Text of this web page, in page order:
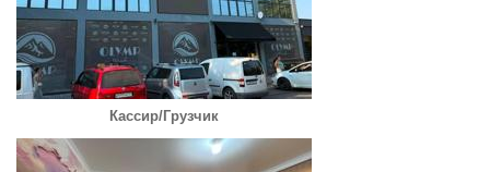
Кассир/Грузчик